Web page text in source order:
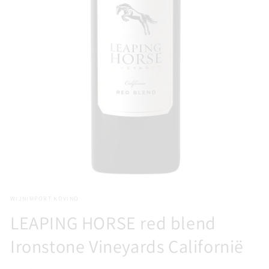
openen
modaal
WIJNIMPORT KOVINO
LEAPING HORSE red blend
Ironstone Vineyards Californië